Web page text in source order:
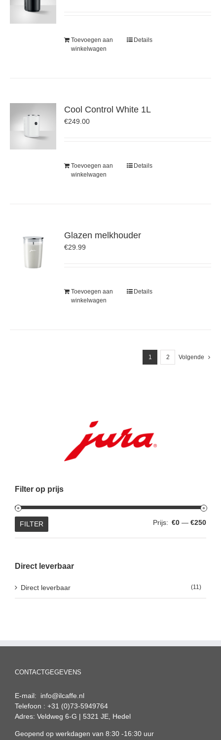
Toevoegen aan
winkelwagen
Details
Cool Control White 1L
€249.00
Toevoegen aan
winkelwagen
Details
Glazen melkhouder
€29.99
Toevoegen aan
winkelwagen
Details
1 2 Volgende
Filter op prijs
Min.
Max.
FILTER Prijs: €0 — €250
Direct leverbaar
Direct leverbaar (11)
CONTACTGEGEVENS
E-mail: info@ilcaffe.nl
Telefoon : +31 (0)73-5949764
Adres: Veldweg 6-G | 5321 JE, Hedel
Geopend op werkdagen van 8:30 -16:30 uur